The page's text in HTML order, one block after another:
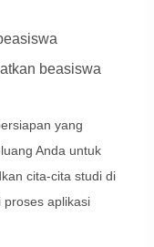
beasiswa
yang
Anda untuk
cita-cita studi di
proses aplikasi